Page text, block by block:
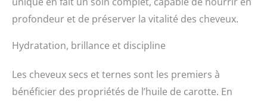
profondeur et de préserver la vitalité des cheveux.
Hydratation, brillance et discipline
Les cheveux secs et ternes sont les premiers à
bénéficier des propriétés de l’huile de carotte. En